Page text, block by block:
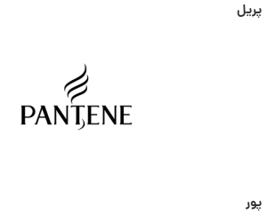
پریل
پور